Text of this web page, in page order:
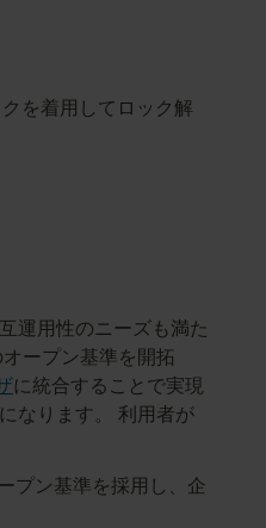
を着用してロック解
運用性のニーズも満た
ープン基準を開拓
に統合することで実現
なります。 利用者が
プン基準を採用し、企